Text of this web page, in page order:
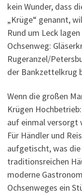
kein Wunder, dass
„Krüge“ genannt,
Rund um Leck
Ochsenweg:
Rugeranzel/
der Bankzettelkrug
Wenn die großen
Krügen
auf einmal versorgt
Für Händler und
aufgetischt, was die
traditionsreichen
moderne
Ochsenweges ein